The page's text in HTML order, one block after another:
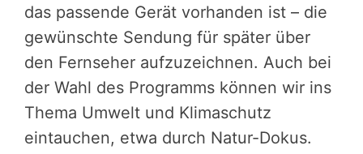
das passende Gerät vorhanden ist – die
gewünschte Sendung für später über
den Fernseher aufzuzeichnen. Auch bei
der Wahl des Programms können wir ins
Thema Umwelt und Klimaschutz
eintauchen, etwa durch Natur-Dokus.